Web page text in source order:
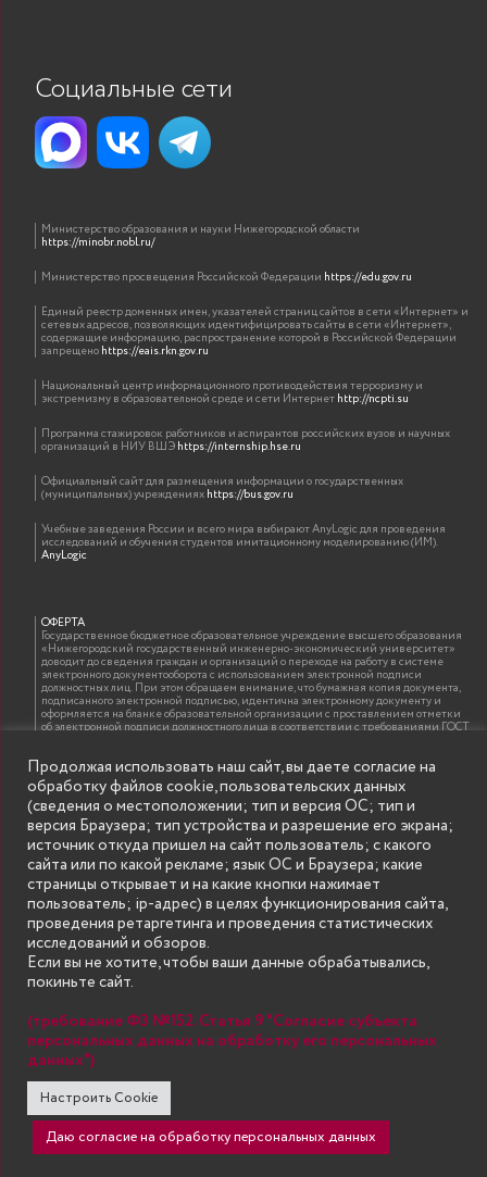
Социальные сети
Министерство образования и науки Нижегородской области
https://minobr.nobl.ru/
Министерство просвещения Российской Федерации https://edu.gov.ru
Единый реестр доменных имен, указателей страниц сайтов в сети «Интернет» и
сетевых адресов, позволяющих идентифицировать сайты в сети «Интернет»,
содержащие информацию, распространение которой в Российской Федерации
запрещеноhttps://eais.rkn.gov.ru
Национальный центр информационного противодействия терроризму и
экстремизму в образовательной среде и сети Интернетhttp://ncpti.su
Программа стажировок работников и аспирантов российских вузов и научных
организаций в НИУ ВШЭhttps://internship.hse.ru
Официальный сайт для размещения информации о государственных
(муниципальных) учрежденияхhttps://bus.gov.ru
Учебные заведения России и всего мира выбирают AnyLogic для проведения
исследований и обучения студентов имитационному моделированию (ИМ).
AnyLogic
ОФЕРТА
Государственное бюджетное образовательное учреждение высшего образования
«Нижегородский государственный инженерно-экономический университет»
доводит до сведения граждан и организаций о переходе на работу в системе
электронного документооборота с использованием электронной подписи
должностных лиц. При этом обращаем внимание, что бумажная копия документа,
подписанного электронной подписью, идентична электронному документу и
оформляется на бланке образовательной организации с проставлением отметки
об электронной подписи должностного лица в соответствии с требованиями ГОСТ
ИНФОРМАЦИЯ ДЛЯ ПРАВООБЛАДАТЕЛЕЙ
Все права на аудио и видео материалы, представленные на нашем сайте
принадлежат их законным владельцам и предназначены только для ознакомления.
Наличие материалов на сайте никаким образом не претендует на обозначение
нашего авторского права на данные материалы. Авторы не несут ответственности
за возможные последствия использования их в целях, запрещенных Уголовным
Кодексом Российской Федерации. Если вы соглашаетесь с указанными
условиями, то можете приступить к просмотру материалов. Иначе вы должны
немедленно покинуть сайт. Все материалы, размещенные на сайте, взяты с
открытых (общедоступных) источников. Если Вы являетесь правообладателем
какого-либо материала, размещённого на этом сайте, и не хотели бы чтобы данная
информация распространялась без Вашего на то согласия, то мы будем рады
оказать Вам содействие, удалив соответствующие страницы. Для этого достаточно,
чтобы вы прислали нам письмо (в электронном виде) с E-mail официального
страницы сайта, которые необходимо удалить.
SECONDARY
MENU
© Государственное бюджетное образовательное учреждение
высшего образования "Нижегородский государственный инженерно-
экономический университет" (Княгининский университет) 2002 - 2026
Продолжая использовать наш сайт, вы даете согласие на
обработку файлов cookie, пользовательских данных
(сведения о местоположении; тип и версия ОС; тип и
версия Браузера; тип устройства и разрешение его экрана;
источник откуда пришел на сайт пользователь; с какого
сайта или по какой рекламе; язык ОС и Браузера; какие
страницы открывает и на какие кнопки нажимает
пользователь; ip-адрес) в целях функционирования сайта,
проведения ретаргетинга и проведения статистических
исследований и обзоров.
Если вы не хотите, чтобы ваши данные обрабатывались,
покиньте сайт.
(требование ФЗ №152. Статья 9 "Согласие субъекта
персональных данных на обработку его персональных
данных")
Настроить Cookie
Даю согласие на обработку персональных данных